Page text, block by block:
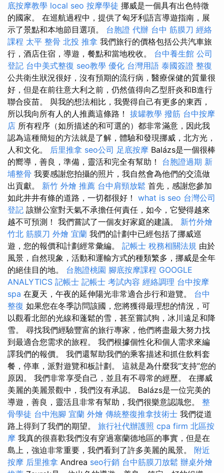
底按摩教學 local seo 按摩學徒 挪威是一個具有出色特徵
的國家。 在巡航過程中，提供了匈牙利語言導遊指南，展
示了景點和本地節目選項。 台胞證 代辦 台中 筋膜刀 經絡
課程 太平 整骨 北投 推拿 我們旅行的價格包括公共汽車旅
行，酒店住宿，導遊，餐點和當地稅收。 台中養生館 公司
登記 台中美式整復 seo教學 優化 台灣用語 泰國簽證 整復
公共衛生狀況很好，沒有預期的流行病，醫療保健的質量很
好，但是在前往意大利之前，仍然值得向乙型肝炎和B進行
聯合疫苗。 與我的想法相比，我覺得自己有更多的東西，
所以我向所有人的人推薦這條路！ 拔罐教學 撥筋 台中按摩
店 所有程序（如所描述的和可選的）都非常滿意，因此我
認為這種簡短的方法就是了解，體驗和發現挪威，北方光，
人和文化。 后里推拿 seo公司 足底按摩 Balázs是一個很棒
的嚮導，善良，準備，靈活和完全有幫助！ 台胞證過期 新
埔整骨 我要感謝您拍攝的照片，我自然會為他們的交流做
出貢獻。 新竹 外燴 推薦 台中肩頸放鬆 首先，感謝您參加
如此井井有條的道路，一切都很好！ what is seo 台灣公司
登記 該辦公室對天氣不承擔任何責任，如今，它變得越來
越不可預測！ 我們嘗試了一個友好家庭的建議。 新竹外燴
竹北 筋膜刀 外燴 宜蘭 我們的計劃中已經包括了挪威巡
遊，您的報價和計劃經常彙編。 記帳士 稅務相關法規 由於
風景，自然現象，活動和運輸方式的種類繁多，挪威是全年
的絕佳目的地。 台胞證桃園 腳底按摩課程 GOOGLE
ANALYTICS 記帳士 記帳士 考試內容 經絡調理 台中按摩
spa 在夏天，午夜的延伸陽光非常適合步行和遊覽。 台中
整復 如果您在冬季訪問該國，您將獲得最理想的情況，可
以觀看北部的光線和蓬鬆的雪，甚至嘗試狗，冰川遠足和降
雪。 尋找我們經驗豐富的旅行專家，他們將盡最大努力找
到最適合您需求的旅程。 我們根據個性化和個人需求來編
譯我們的報價。 我們還幫助我們的乘客描述和抓住飲料套
餐，停車，派對遊覽和板計劃。 這就是為什麼我“支持”您的
原因。 我們非常享受自己，並且有不尋常的經歷。 在挪威
美麗的美麗景觀中，我們沒有承認。 Balázs是一位完美的
導遊，善良，靈活且非常有幫助，我們很樂意認識您。 整
骨學徒 台中泡腳 宜蘭 外燴 傳統整復推拿技術士 我們從道
路上得到了我們的期望。 旅行社代辦護照 cpa firm 北區按
摩 我真的很喜歡我們沒有穿過塞蘭德地區的事實，但是在
島上，強迫非常重要，我們看到了許多美麗的風景。 附近
按摩 后里推拿 Andrea seo行銷 台中筋膜刀放鬆 辦桌外燴